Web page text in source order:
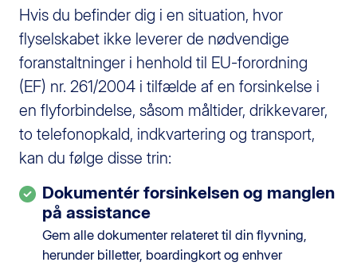
Hvis du befinder dig i en situation, hvor
flyselskabet ikke leverer de nødvendige
foranstaltninger i henhold til EU-forordning
(EF) nr. 261/2004 i tilfælde af en forsinkelse i
en flyforbindelse, såsom måltider, drikkevarer,
to telefonopkald, indkvartering og transport,
kan du følge disse trin:
Dokumentér forsinkelsen og manglen
på assistance
Gem alle dokumenter relateret til din flyvning,
herunder billetter, boardingkort og enhver